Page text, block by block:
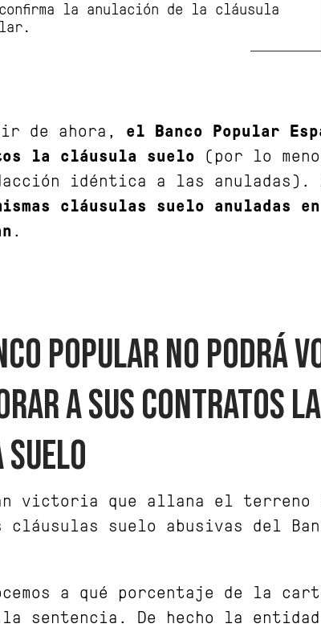
la anulación de la cláusula
de ahora,
el Banco Popular
la cláusula suelo (por lo
idéntica a las anuladas).
cláusulas suelo anuladas
.
POPULAR NO PODRÁ
A SUS CONTRATOS LA
victoria que allana el terreno
cláusulas suelo abusivas del
a qué porcentaje de la
sentencia. De hecho la